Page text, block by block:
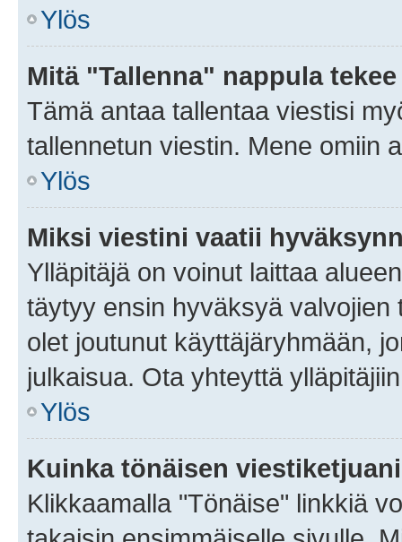
Ylös
Mitä "Tallenna" nappula
Tämä antaa tallentaa viestisi
tallennetun viestin. Mene omiin
Ylös
Miksi viestini vaatii
Ylläpitäjä on voinut laittaa
täytyy ensin hyväksyä
olet joutunut käyttäjäryhmään,
julkaisua. Ota yhteyttä
Ylös
Kuinka tönäisen
Klikkaamalla "Tönäise" linkkiä